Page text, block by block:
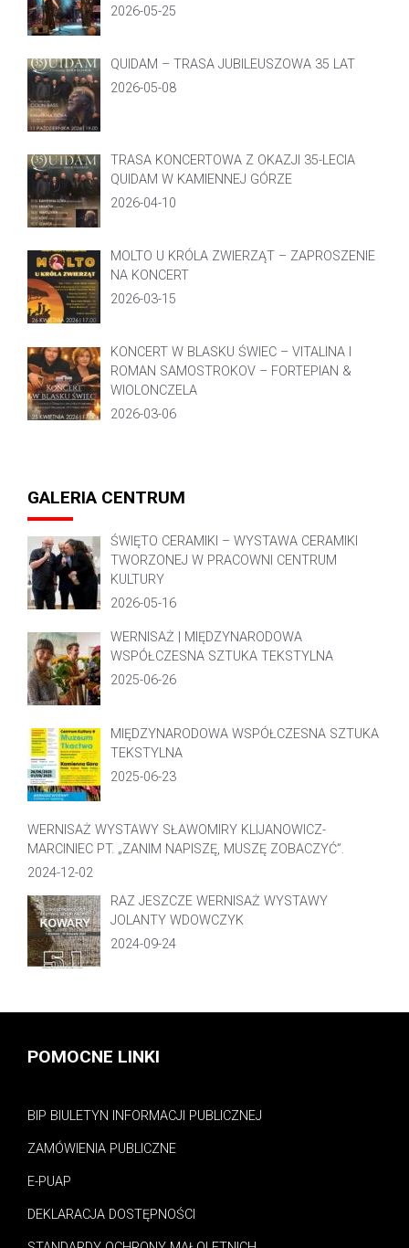
2026-05-25
QUIDAM – TRASA JUBILEUSZOWA 35 LAT
2026-05-08
TRASA KONCERTOWA Z OKAZJI 35-LECIA
QUIDAM W KAMIENNEJ GÓRZE
2026-04-10
MOLTO U KRÓLA ZWIERZĄT – ZAPROSZENIE
NA KONCERT
2026-03-15
KONCERT W BLASKU ŚWIEC – VITALINA I
ROMAN SAMOSTROKOV – FORTEPIAN &
WIOLONCZELA
2026-03-06
GALERIA CENTRUM
ŚWIĘTO CERAMIKI – WYSTAWA CERAMIKI
TWORZONEJ W PRACOWNI CENTRUM
KULTURY
2026-05-16
WERNISAŻ | MIĘDZYNARODOWA
WSPÓŁCZESNA SZTUKA TEKSTYLNA
2025-06-26
MIĘDZYNARODOWA WSPÓŁCZESNA SZTUKA
TEKSTYLNA
2025-06-23
WERNISAŻ WYSTAWY SŁAWOMIRY KLIJANOWICZ-
MARCINIEC PT. „ZANIM NAPISZĘ, MUSZĘ ZOBACZYĆ”.
2024-12-02
RAZ JESZCZE WERNISAŻ WYSTAWY
JOLANTY WDOWCZYK
2024-09-24
POMOCNE LINKI
BIP BIULETYN INFORMACJI PUBLICZNEJ
ZAMÓWIENIA PUBLICZNE
E-PUAP
DEKLARACJA DOSTĘPNOŚCI